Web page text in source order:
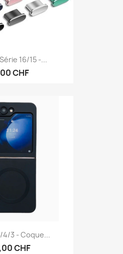
16/15 -...
CHF
4/3 - Coque...
CHF